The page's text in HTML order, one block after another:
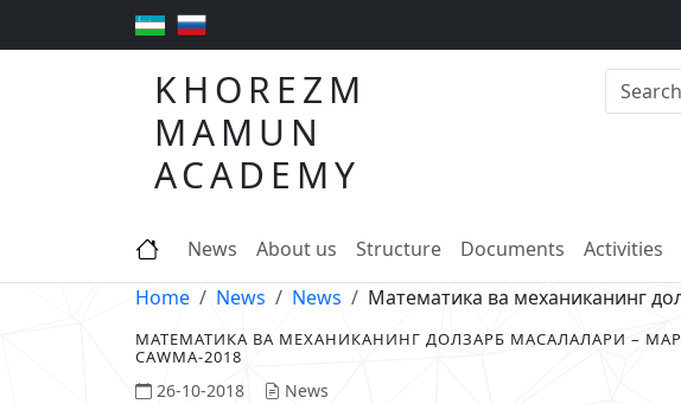
KHOREZM
MAMUN
ACADEMY
News About us Structure Documents Activities
Home
News News Математика ва механиканинг
МАТЕМАТИКА ВА МЕХАНИКАНИНГ ДОЛЗАРБ МАСАЛАЛАРИ –
CАWМА-2018
26-10-2018 News